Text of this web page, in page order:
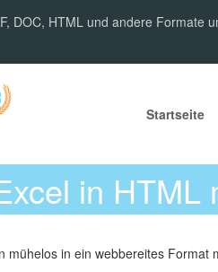
DOC, HTML und andere Formate
Startseite
in
mühelos in ein webbereites